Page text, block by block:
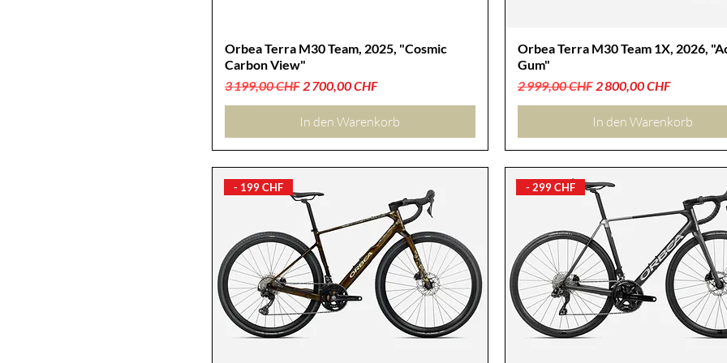
Orbea Terra M30 Team, 2025, "Cosmic
Carbon View"
Standardpreis
3 199,00 CHF Sale-Preis
2 700,00 CHF
In den Warenkorb
Orbea Terra M30 Team 1X, 2026,
Gum"
Standardpreis
2 999,00 CHF Sale-Preis
2 800,00 CHF
In den Warenkorb
- 199 CHF - 299 CHF